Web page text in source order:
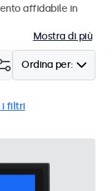
affidabile in
Mostra di più
Ordina per:
i filtri